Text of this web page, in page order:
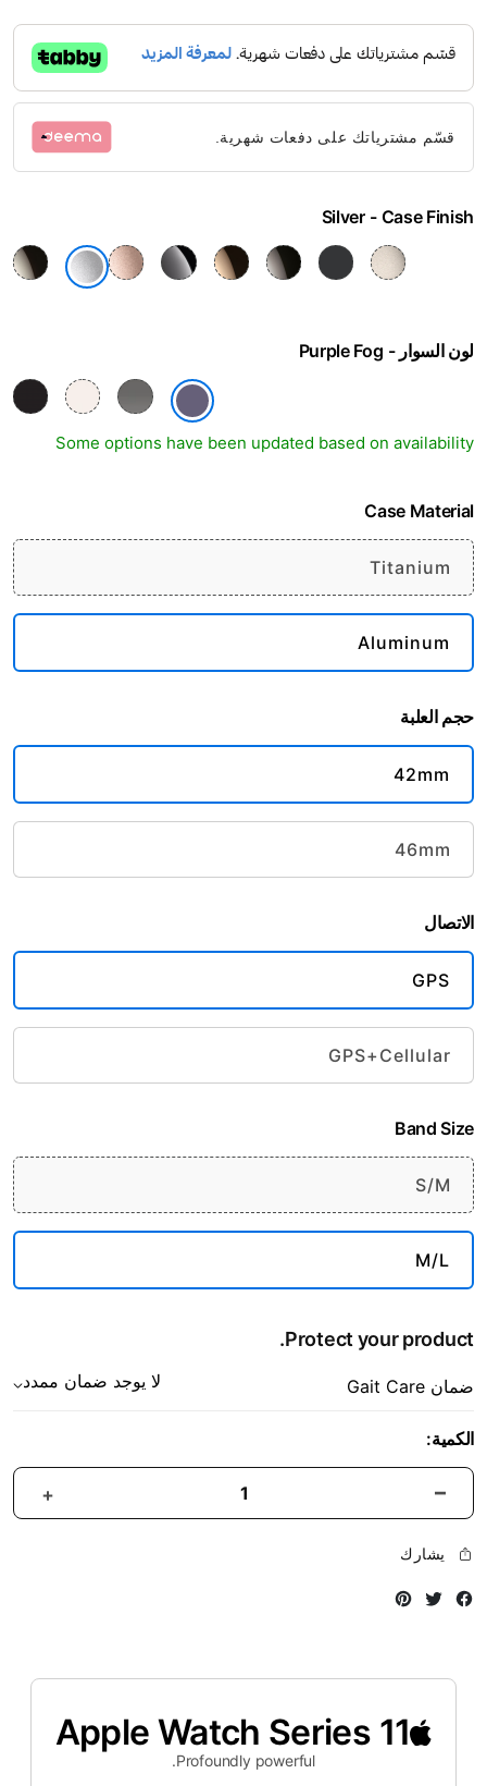
قسّم مشترياتك على دفعات شهرية.
Case Finish
Silver
لون السوار Purple Fog
Some options have been updated based on availability
Case Material
Titanium
Aluminum
حجم العلبة
42mm
46mm
الاتصال
GPS
GPS+Cellular
Band Size
S/M
M/L
Protect your product.
ضمان Gait Care لا يوجد ضمان ممدد
الكمية:
يشارك
Facebook
Twitter
Apple Watch Series 11
Profoundly powerful.